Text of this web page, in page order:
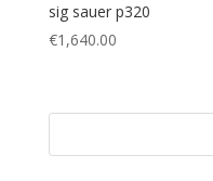
sig sauer p320
€1,640.00